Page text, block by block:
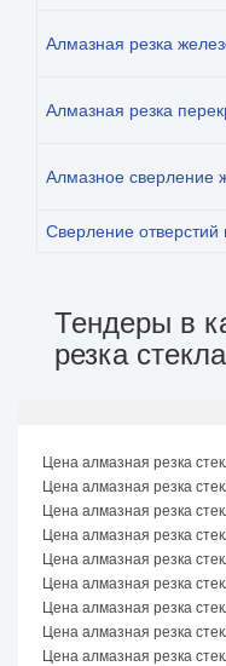
Алмазная резка
Алмазная резка
Алмазное сверление
Сверление отверстий
Тендеры в
резка
Цена алмазная резка
Цена алмазная резка
Цена алмазная резка
Цена алмазная резка
Цена алмазная резка
Цена алмазная резка
Цена алмазная резка
Цена алмазная резка
Цена алмазная резка